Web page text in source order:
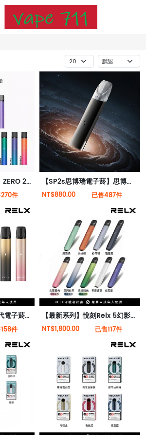
【YOOZ柚子電子菸】ZERO 2代霧化器桿主機 多種顏色 大量現貨
件
【SP2s思博瑞電子菸】思博瑞 SP2 PRO 主機
NT$880.00 已售487件
【全新系列】Relx 6代電子菸宙斯 悅刻Infinity Pro 2六代煙機(可調大/小煙量) 支持Relx 4/5代煙彈通用 (下訂秒發貨)
件
【最新系列】悅刻Relx 5幻影霧化電子煙單桿 潮汐電量顯示
NT$1,800.00 已售117件